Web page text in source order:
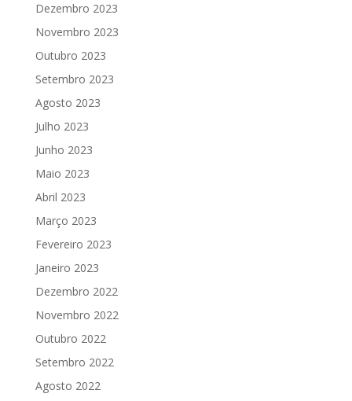
Dezembro 2023
Novembro 2023
Outubro 2023
Setembro 2023
Agosto 2023
Julho 2023
Junho 2023
Maio 2023
Abril 2023
Março 2023
Fevereiro 2023
Janeiro 2023
Dezembro 2022
Novembro 2022
Outubro 2022
Setembro 2022
Agosto 2022